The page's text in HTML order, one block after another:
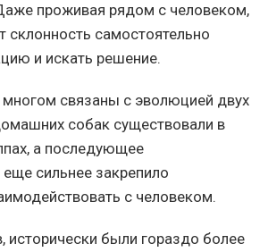
проживая рядом с человеком,
склонность самостоятельно
и искать решение.
многом связаны с эволюцией двух
собак существовали в
а последующее
сильнее закрепило
с человеком.
исторически были гораздо более